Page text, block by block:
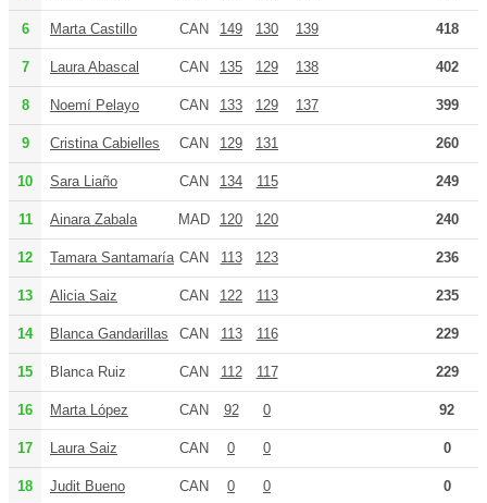
6 Marta Castillo CAN 149 130 139 418
7 Laura Abascal CAN 135 129 138 402
8 Noemí Pelayo CAN 133 129 137 399
9 Cristina Cabielles CAN 129 131 260
10 Sara Liaño CAN 134 115 249
11 Ainara Zabala MAD 120 120 240
12 Tamara Santamaría CAN 113 123 236
13 Alicia Saiz CAN 122 113 235
14 Blanca Gandarillas CAN 113 116 229
15 Blanca Ruiz CAN 112 117 229
16 Marta López CAN 92 0 92
17 Laura Saiz CAN 0 0 0
18 Judit Bueno CAN 0 0 0